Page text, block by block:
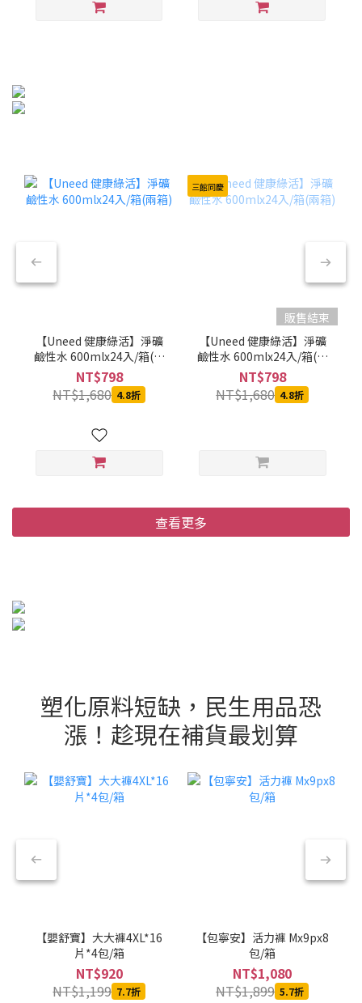
【Uneed 健康綠活】淨礦
鹼性水 600mlx24入/箱(兩
箱)
NT$798
NT$1,680 4.8折
三館同慶
販售結束
【Uneed 健康綠活】淨礦
鹼性水 600mlx24入/箱(兩
箱)
NT$798
NT$1,680 4.8折
查看更多
塑化原料短缺，民生用品恐
漲！趁現在補貨最划算
【嬰舒寶】大大褲4XL*16
片*4包/箱
NT$920
NT$1,199 7.7折
【包寧安】活力褲 Mx9px8
包/箱
NT$1,080
NT$1,899 5.7折